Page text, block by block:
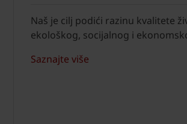
Naš je cilj podići razinu kvalitete
ekološkog, socijalnog i
Saznajte više